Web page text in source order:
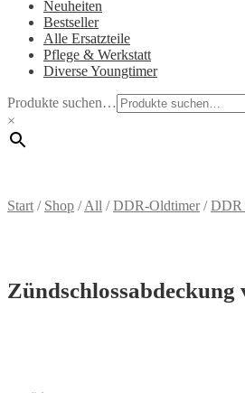
Neuheiten
Bestseller
Alle Ersatzteile
Pflege & Werkstatt
Diverse Youngtimer
Produkte suchen…
×
Start / Shop /All /DDR-Oldtimer/DDR